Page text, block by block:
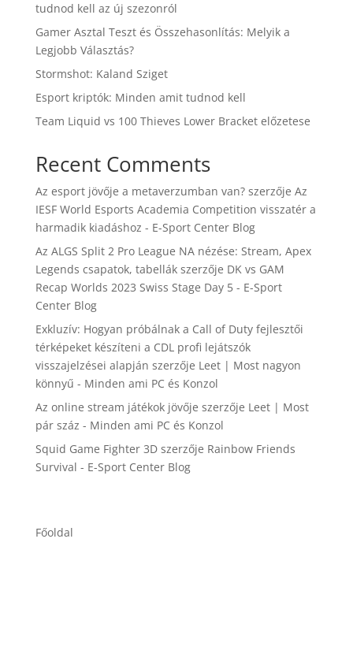
tudnod kell az új szezonról
Gamer Asztal Teszt és Összehasonlítás: Melyik a
Legjobb Választás?
Stormshot: Kaland Sziget
Esport kriptók: Minden amit tudnod kell
Team Liquid vs 100 Thieves Lower Bracket előzetese
Recent Comments
Az esport jövője a metaverzumban van?szerzője Az
IESF World Esports Academia Competition visszatér a
harmadik kiadáshoz - E-Sport Center Blog
Az ALGS Split 2 Pro League NA nézése: Stream, Apex
Legends csapatok, tabellákszerzője DK vs GAM
Recap Worlds 2023 Swiss Stage Day 5 - E-Sport
Center Blog
Exkluzív: Hogyan próbálnak a Call of Duty fejlesztői
térképeket készíteni a CDL profi lejátszók
visszajelzései alapján szerzője Leet | Most nagyon
könnyű - Minden ami PC és Konzol
Az online stream játékok jövője szerzője Leet | Most
pár száz - Minden ami PC és Konzol
Squid Game Fighter 3Dszerzője Rainbow Friends
Survival - E-Sport Center Blog
Főoldal